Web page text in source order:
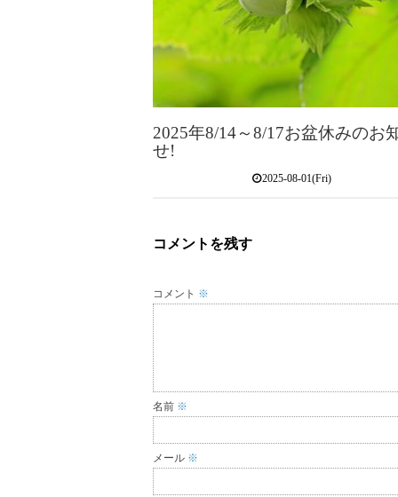
2025年8/14～8/17お盆休みのお
せ!
2025-08-01(Fri)
コメントを残す
コメント ※
名前 ※
メール ※